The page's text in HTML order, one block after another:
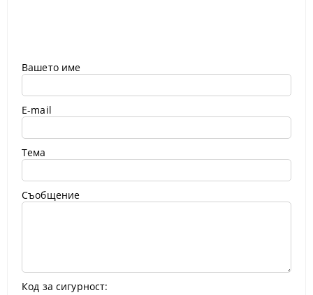
Вашето име
E-mail
Тема
Съобщение
Код за сигурност: